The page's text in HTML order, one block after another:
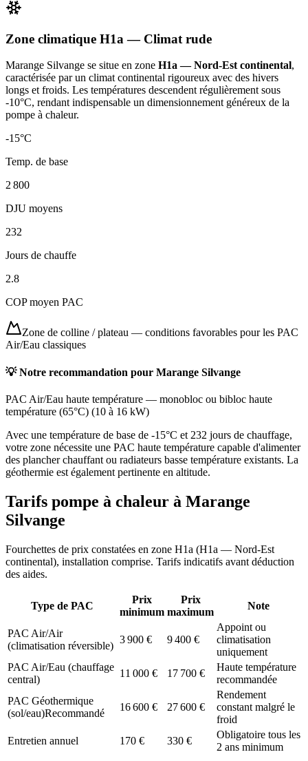
Zone climatique H1a — Climat rude
Marange Silvange se situe en zone H1a — Nord-Est continental,
caractérisée par un climat continental rigoureux avec des hivers
longs et froids. Les températures descendent régulièrement sous
-10°C, rendant indispensable un dimensionnement généreux de la
pompe à chaleur.
-15°C
Temp. de base
2 800
DJU moyens
232
Jours de chauffe
2.8
COP moyen PAC
Zone de colline / plateau — conditions favorables pour les PAC
Air/Eau classiques
💡 Notre recommandation pour Marange Silvange
PAC Air/Eau haute température — monobloc ou bibloc haute
température (65°C) (10 à 16 kW)
Avec une température de base de -15°C et 232 jours de chauffage,
votre zone nécessite une PAC haute température capable d'alimenter
des plancher chauffant ou radiateurs basse température existants. La
géothermie est également pertinente en altitude.
Tarifs pompe à chaleur à Marange
Silvange
Fourchettes de prix constatées en zone H1a (H1a — Nord-Est
continental), installation comprise. Tarifs indicatifs avant déduction
des aides.
Type de PAC
Prix
minimum
Prix
maximum
Note
PAC Air/Air
(climatisation réversible)
3 900 € 9 400 €
Appoint ou
climatisation
uniquement
PAC Air/Eau (chauffage
central)
11 000 € 17 700 €
Haute température
recommandée
PAC Géothermique
(sol/eau)Recommandé
16 600 € 27 600 €
Rendement
constant malgré le
froid
Entretien annuel
170 € 330 €
Obligatoire tous les
2 ans minimum